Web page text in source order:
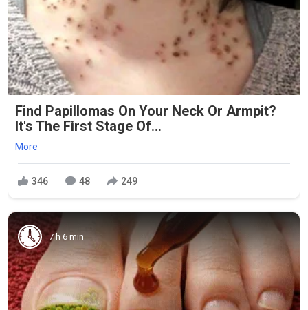
Find Papillomas On Your Neck Or Armpit?
It's The First Stage Of...
More
346 48 249
7 h 6 min